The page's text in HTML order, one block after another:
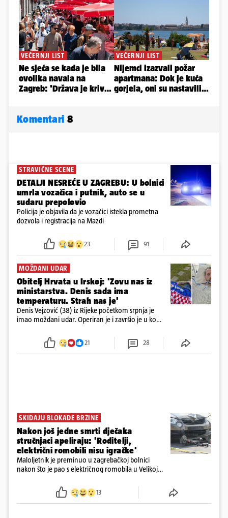
Komentari 8
STRAVIČNE SCENE
DETALJI NESREĆE U ZAGREBU: U bolnici
umrla vozačica i putnik, auto se u
sudaru prepolovio
Policija je objavila da je vozačici istekla prometna
dozvola i registracija na Mazdi
23 91
MOŽDANI UDAR
Obitelj Hrvata u Irskoj: 'Zovu nas iz
ministarstva. Denis sada ima
temperaturu. Strah nas je'
Denis Vejzović (38) iz Rijeke početkom srpnja je
imao moždani udar. Operiran je i završio je u komi.
tamošnji liječnici ne vjeruju u oporavak: 'Imamo
21 28
SKIDAJU BLOKADE BRZINE
Nakon još jedne smrti dječaka
stručnjaci apeliraju: 'Roditelji,
električni romobili nisu igračke'
Maloljetnik je preminuo u zagrebačkoj bolnici
nakon što je pao s električnog romobila u Velikoj
13